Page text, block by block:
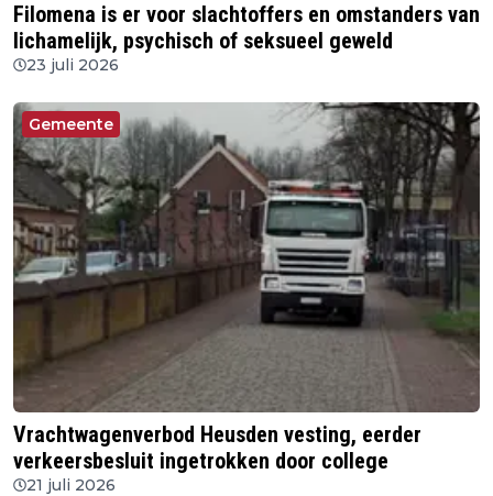
Filomena is er voor slachtoffers en omstanders van
lichamelijk, psychisch of seksueel geweld
23 juli 2026
Gemeente
Vrachtwagenverbod Heusden vesting, eerder
verkeersbesluit ingetrokken door college
21 juli 2026